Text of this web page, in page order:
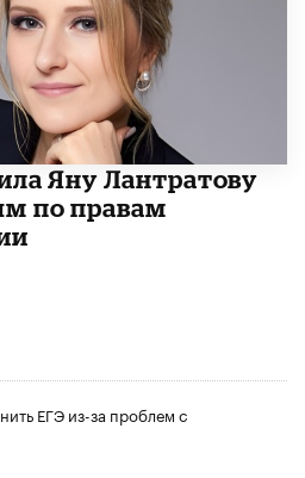
Яну Лантратову
по правам
ЕГЭ из-за проблем с